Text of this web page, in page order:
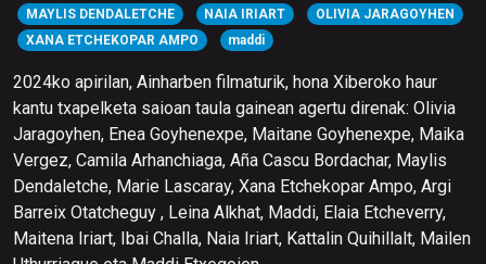
MAYLIS DENDALETCHE
NAIA IRIART
OLIVIA JARAGOYHEN
XANA ETCHEKOPAR AMPO
maddi
2024ko apirilan, Ainharben filmaturik, hona Xiberoko haur
kantu txapelketa saioan taula gainean agertu direnak: Olivia
Jaragoyhen, Enea Goyhenexpe, Maitane Goyhenexpe, Maika
Vergez, Camila Arhanchiaga, Aña Cascu Bordachar, Maylis
Dendaletche, Marie Lascaray, Xana Etchekopar Ampo, Argi
Barreix Otatcheguy , Leina Alkhat, Maddi, Elaia Etcheverry,
Maitena Iriart, Ibai Challa, Naia Iriart, Kattalin Quihillalt, Mailen